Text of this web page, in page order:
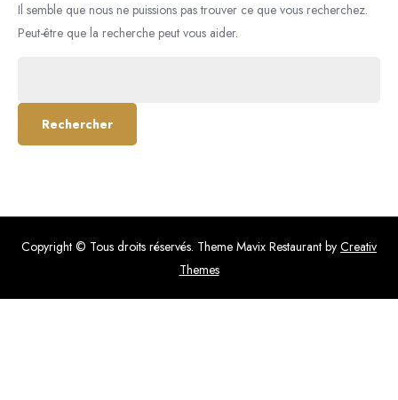
Il semble que nous ne puissions pas trouver ce que vous recherchez.
Peut-être que la recherche peut vous aider.
Copyright © Tous droits réservés. Theme Mavix Restaurant by Creativ
Themes